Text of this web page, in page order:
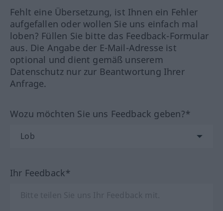
Fehlt eine Übersetzung, ist Ihnen ein Fehler
aufgefallen oder wollen Sie uns einfach mal
loben? Füllen Sie bitte das Feedback-Formular
aus. Die Angabe der E-Mail-Adresse ist
optional und dient gemäß unserem
Datenschutz nur zur Beantwortung Ihrer
Anfrage.
Wozu möchten Sie uns Feedback geben?*
Ihr Feedback*